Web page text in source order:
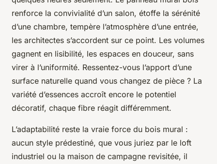
renforce la convivialité d’un salon, étoffe la sérénité
d’une chambre, tempère l’atmosphère d’une entrée,
les architectes s’accordent sur ce point. Les volumes
gagnent en lisibilité, les espaces en douceur, sans
virer à l’uniformité. Ressentez-vous l’apport d’une
surface naturelle quand vous changez de pièce ? La
variété d’essences accroît encore le potentiel
décoratif, chaque fibre réagit différemment.
L’adaptabilité reste la vraie force du bois mural :
aucun style prédestiné, que vous juriez par le loft
industriel ou la maison de campagne revisitée, il